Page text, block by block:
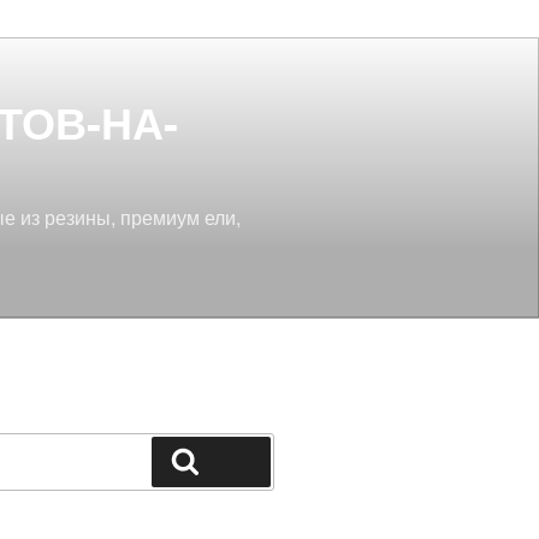
НА-
из резины, премиум ели,